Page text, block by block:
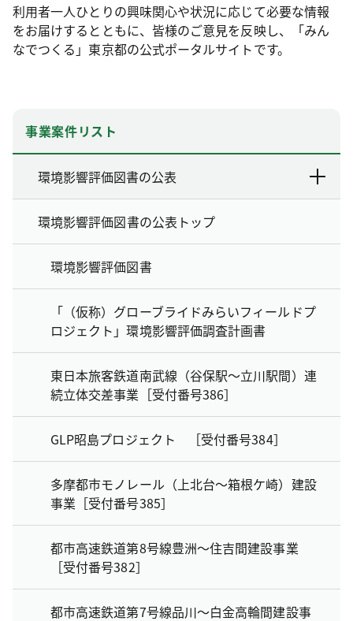
利用者一人ひとりの興味関心や状況に応じて必要な情報
をお届けするとともに、皆様のご意見を反映し、「みん
なでつくる」東京都の公式ポータルサイトです。
事業案件リスト
環境影響評価図書の公表
環境影響評価図書の公表トップ
環境影響評価図書
「（仮称）グローブライドみらいフィールドプ
ロジェクト」環境影響評価調査計画書
東日本旅客鉄道南武線（谷保駅～立川駅間）連
続立体交差事業［受付番号386］
GLP昭島プロジェクト ［受付番号384］
多摩都市モノレール（上北台～箱根ケ崎）建設
事業［受付番号385］
都市高速鉄道第8号線豊洲～住吉間建設事業
［受付番号382］
都市高速鉄道第7号線品川～白金高輪間建設事